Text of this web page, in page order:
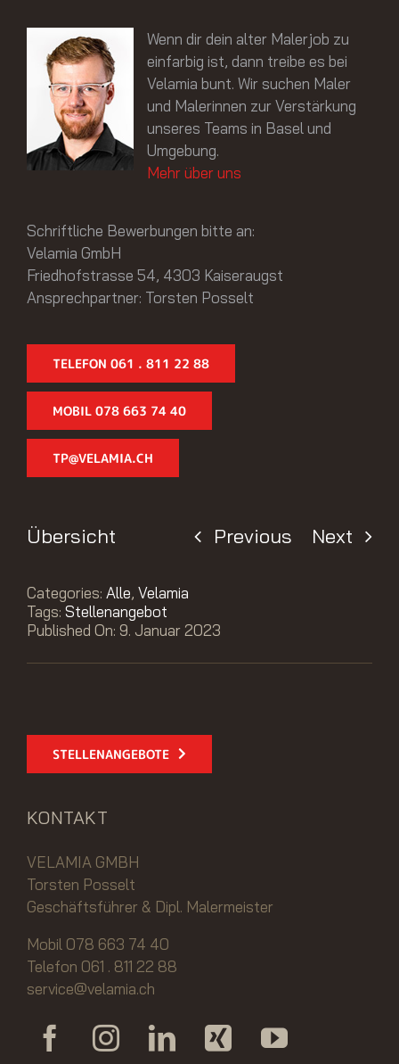
Wenn dir dein alter Malerjob zu
einfarbig ist, dann treibe es bei
Velamia bunt. Wir suchen Maler
und Malerinnen zur Verstärkung
unseres Teams in Basel und
Umgebung.
Mehr über uns
Schriftliche Bewerbungen bitte an:
Velamia GmbH
Friedhofstrasse 54, 4303 Kaiseraugst
Ansprechpartner: Torsten Posselt
TELEFON 061 . 811 22 88
MOBIL 078 663 74 40
TP@VELAMIA.CH
Übersicht Previous Next
Categories: Alle, Velamia
Tags: Stellenangebot
Published On: 9. Januar 2023
STELLENANGEBOTE
KONTAKT
VELAMIA GMBH
Torsten Posselt
Geschäftsführer & Dipl. Malermeister
Mobil 078 663 74 40
Telefon 061 . 811 22 88
service@velamia.ch